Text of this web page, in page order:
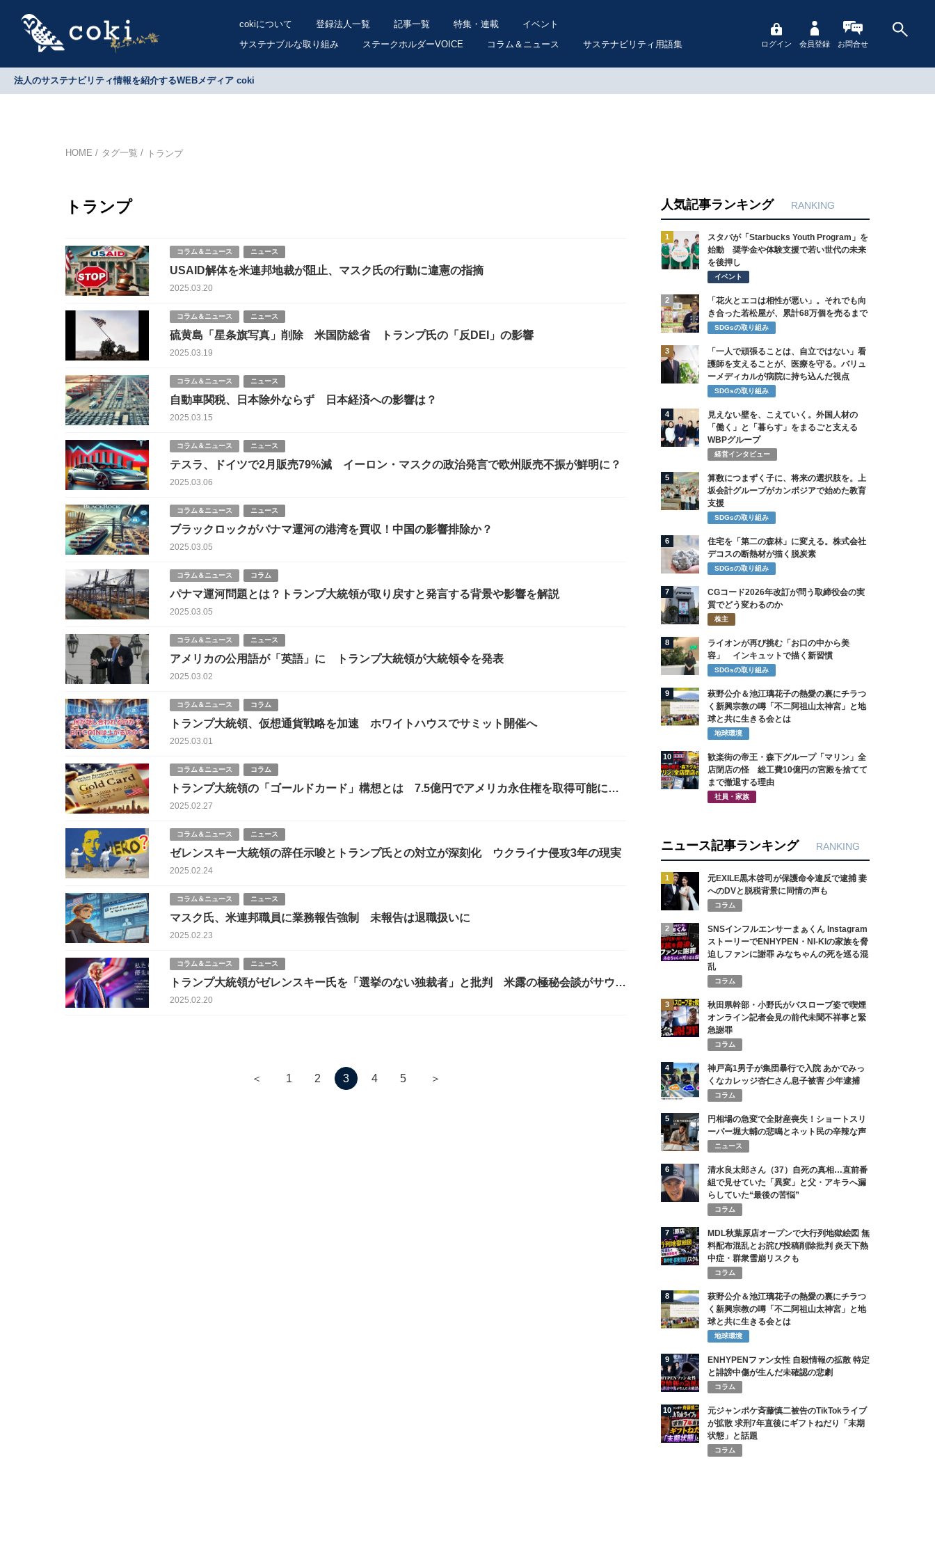
cokiについて 登録法人一覧 記事一覧 特集・連載
イベント
サステナブルな取り組み
ステークホルダーVOICE コラム＆ニュース サステナビリティ用語集 ログイン 会員登録 お問合せ
法人のサステナビリティ情報を紹介するWEBメディア coki
HOME タグ一覧 トランプ
トランプ
コラム＆ニュース ニュース
USAID解体を米連邦地裁が阻止、マスク氏の行動に違憲の指摘
2025.03.20
コラム＆ニュース ニュース
硫黄島「星条旗写真」削除 米国防総省 トランプ氏の「反DEI」の影響
2025.03.19
コラム＆ニュース ニュース
自動車関税、日本除外ならず 日本経済への影響は？
2025.03.15
コラム＆ニュース ニュース
テスラ、ドイツで2月販売79%減 イーロン・マスクの政治発言で欧州販売不振が鮮明に？
2025.03.06
コラム＆ニュース ニュース
ブラックロックがパナマ運河の港湾を買収！中国の影響排除か？
2025.03.05
コラム＆ニュース コラム
パナマ運河問題とは？トランプ大統領が取り戻すと発言する背景や影響を解説
2025.03.05
コラム＆ニュース ニュース
アメリカの公用語が「英語」に トランプ大統領が大統領令を発表
2025.03.02
コラム＆ニュース コラム
トランプ大統領、仮想通貨戦略を加速 ホワイトハウスでサミット開催へ
2025.03.01
コラム＆ニュース コラム
トランプ大統領の「ゴールドカード」構想とは 7.5億円でアメリカ永住権を取得可能に？
他国の永住権とも比較
2025.02.27
コラム＆ニュース ニュース
ゼレンスキー大統領の辞任示唆とトランプ氏との対立が深刻化 ウクライナ侵攻3年の現実
2025.02.24
コラム＆ニュース ニュース
マスク氏、米連邦職員に業務報告強制 未報告は退職扱いに
2025.02.23
コラム＆ニュース ニュース
トランプ大統領がゼレンスキー氏を「選挙のない独裁者」と批判 米露の極秘会談がサウジ
で開催される
2025.02.20
＜ 1 2 3 4 5 ＞
人気記事ランキング RANKING
1
スタバが「Starbucks Youth Program」を
始動 奨学金や体験支援で若い世代の未来
を後押し
イベント
2
「花火とエコは相性が悪い」。それでも向
き合った若松屋が、累計68万個を売るまで
SDGsの取り組み
3
「一人で頑張ることは、自立ではない」看
護師を支えることが、医療を守る。バリュ
ーメディカルが病院に持ち込んだ視点
SDGsの取り組み
4
見えない壁を、こえていく。外国人材の
「働く」と「暮らす」をまるごと支える
WBPグループ
経営インタビュー
5
算数につまずく子に、将来の選択肢を。上
坂会計グループがカンボジアで始めた教育
支援
SDGsの取り組み
6
住宅を「第二の森林」に変える。株式会社
デコスの断熱材が描く脱炭素
SDGsの取り組み
7
CGコード2026年改訂が問う取締役会の実
質でどう変わるのか
株主
8
ライオンが再び挑む「お口の中から美
容」 インキュットで描く新習慣
SDGsの取り組み
9
萩野公介＆池江璃花子の熱愛の裏にチラつ
く新興宗教の噂「不二阿祖山太神宮」と地
球と共に生きる会とは
地球環境
10
歓楽街の帝王・森下グループ「マリン」全
店閉店の怪 総工費10億円の宮殿を捨てて
まで撤退する理由
社員・家族
ニュース記事ランキング RANKING
1
元EXILE黒木啓司が保護命令違反で逮捕 妻
へのDVと脱税背景に同情の声も
コラム
2
SNSインフルエンサーまぁくん Instagram
ストーリーでENHYPEN・NI-KIの家族を脅
迫しファンに謝罪 みなちゃんの死を巡る混
乱
コラム
3
秋田県幹部・小野氏がバスローブ姿で喫煙
オンライン記者会見の前代未聞不祥事と緊
急謝罪
コラム
4
神戸高1男子が集団暴行で入院 あかでみっ
くなカレッジ杏仁さん息子被害 少年逮捕
コラム
5
円相場の急変で全財産喪失！ショートスリ
ーパー堀大輔の悲鳴とネット民の辛辣な声
ニュース
6
清水良太郎さん（37）自死の真相…直前番
組で見せていた「異変」と父・アキラへ漏
らしていた“最後の苦悩”
コラム
7
MDL秋葉原店オープンで大行列地獄絵図 無
料配布混乱とお詫び投稿削除批判 炎天下熱
中症・群衆雪崩リスクも
コラム
8
萩野公介＆池江璃花子の熱愛の裏にチラつ
く新興宗教の噂「不二阿祖山太神宮」と地
球と共に生きる会とは
地球環境
9
ENHYPENファン女性 自殺情報の拡散 特定
と誹謗中傷が生んだ未確認の悲劇
コラム
10
元ジャンポケ斉藤慎二被告のTikTokライブ
が拡散 求刑7年直後にギフトねだり「末期
状態」と話題
コラム